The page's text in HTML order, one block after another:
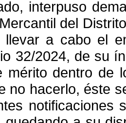
interpuso
del
a cabo el
32/2024, de su
mérito dentro de
no hacerlo, éste
notificaciones